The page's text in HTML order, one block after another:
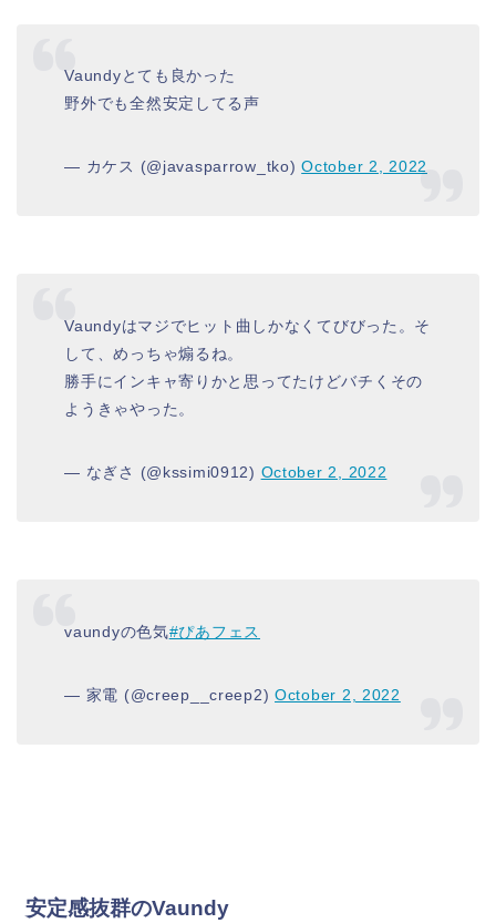
Vaundyとても良かった
野外でも全然安定してる声
— カケス (@javasparrow_tko)October 2, 2022
Vaundyはマジでヒット曲しかなくてびびった。そ
して、めっちゃ煽るね。
勝手にインキャ寄りかと思ってたけどバチくその
ようきゃやった。
— なぎさ (@kssimi0912) October 2, 2022
vaundyの色気#ぴあフェス
— 家電 (@creep__creep2)October 2, 2022
安定感抜群のVaundy